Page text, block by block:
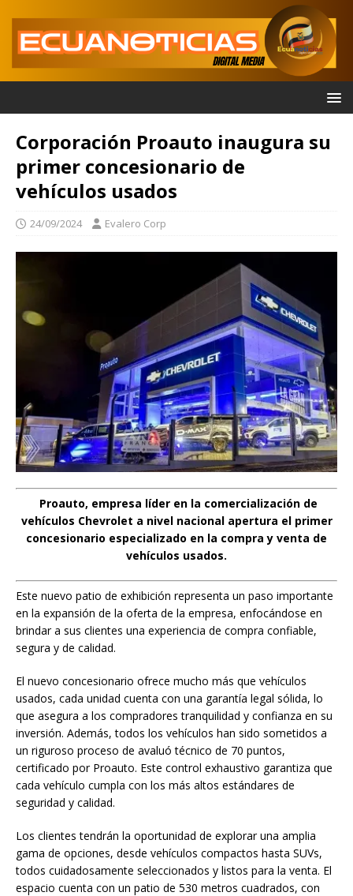
Corporación Proauto inaugura su
primer concesionario de
vehículos usados
24/09/2024 Evalero Corp
Proauto, empresa líder en la comercialización de
vehículos Chevrolet a nivel nacional apertura el primer
concesionario especializado en la compra y venta de
vehículos usados.
Este nuevo patio de exhibición representa un paso importante
en la expansión de la oferta de la empresa, enfocándose en
brindar a sus clientes una experiencia de compra confiable,
segura y de calidad.
El nuevo concesionario ofrece mucho más que vehículos
usados, cada unidad cuenta con una garantía legal sólida, lo
que asegura a los compradores tranquilidad y confianza en su
inversión. Además, todos los vehículos han sido sometidos a
un riguroso proceso de avaluó técnico de 70 puntos,
certificado por Proauto. Este control exhaustivo garantiza que
cada vehículo cumpla con los más altos estándares de
seguridad y calidad.
Los clientes tendrán la oportunidad de explorar una amplia
gama de opciones, desde vehículos compactos hasta SUVs,
todos cuidadosamente seleccionados y listos para la venta. El
espacio cuenta con un patio de 530 metros cuadrados, con